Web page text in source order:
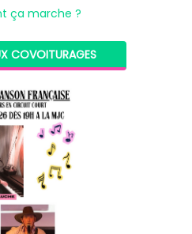
ça marche ?
COVOITURAGES